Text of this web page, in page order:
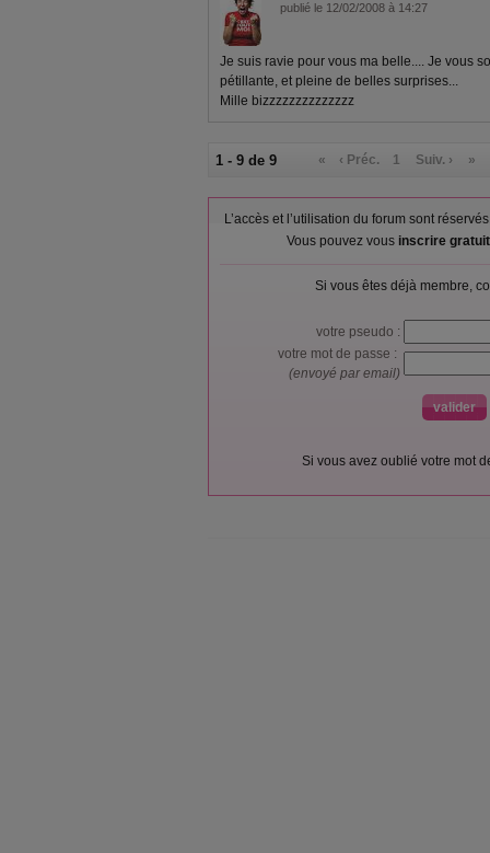
publié le 12/02/2008 à 14:27
Je suis ravie pour vous ma belle.... Je vous
pétillante, et pleine de belles surprises...
Mille bizzzzzzzzzzzzzz
1 - 9 de 9 « ‹ Préc. 1 Suiv. › »
L’accès et l’utilisation du forum sont
Vous pouvez vous inscrire
Si vous êtes déjà membre,
votre pseudo :
votre mot de passe :
(envoyé par email)
Si vous avez oublié votre mot